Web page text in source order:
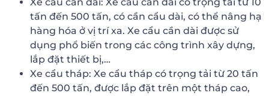
tấn đến 500 tấn, có cần cẩu dài, có thể nâng hạ
hàng hóa ở vị trí xa. Xe cẩu cần dài được sử
dụng phổ biến trong các công trình xây dựng,
lắp đặt thiết bị,…
Xe cẩu tháp: Xe cẩu tháp có trọng tải từ 20 tấn
đến 500 tấn, được lắp đặt trên một tháp cao,